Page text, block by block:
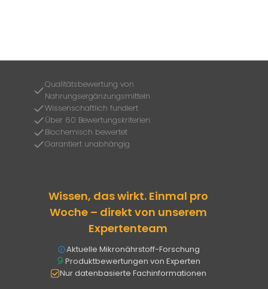
Qualitätsbewertung von
Nahrungsergänzungsmitteln
Wissenschaftlich fundiert
Über 60 Bewertungskriterien
Biochemisch bewertet
Garantiert unabhängig
Wissen, das wirkt. Einmal pro
Woche – direkt von unserem
Expertenteam
Aktuelle Mikronährstoff-Forschung
Produktbewertungen von Experten
Nur datenbasierte Fachinformationen